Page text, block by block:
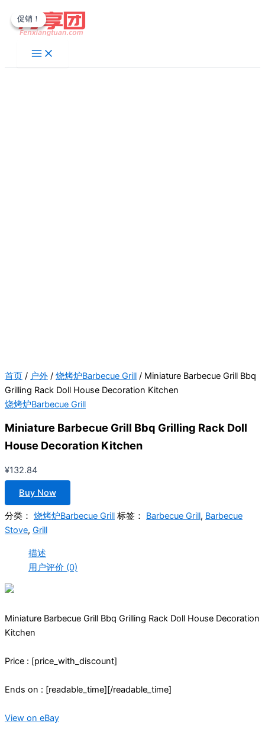
至
首页 / 户外 / 烧烤炉Barbecue Grill / Miniature Barbecue Grill Bbq
Grilling Rack Doll House Decoration Kitchen
烧烤炉Barbecue Grill
Miniature Barbecue Grill Bbq Grilling Rack Doll
House Decoration Kitchen
¥132.84
Buy Now
分类： 烧烤炉Barbecue Grill 标签： Barbecue Grill, Barbecue
Stove, Grill
描述
用户评价 (0)
Miniature Barbecue Grill Bbq Grilling Rack Doll House Decoration
Kitchen
Price : [price_with_discount]
Ends on : [readable_time][/readable_time]
View on eBay
促销！
促销！